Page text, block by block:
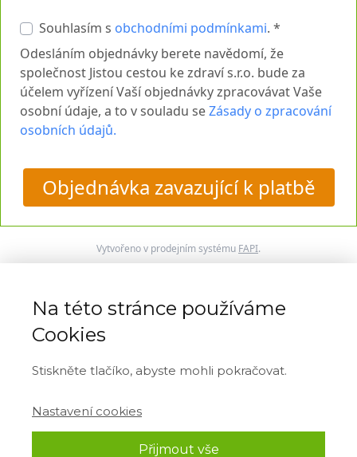
Souhlasím s obchodními podmínkami. *
Odesláním objednávky berete navědomí, že
společnost Jistou cestou ke zdraví s.r.o. bude za
účelem vyřízení Vaší objednávky zpracovávat Vaše
osobní údaje, a to v souladu seZásady o zpracování
osobních údajů.
Objednávka zavazující k platbě
Vytvořeno v prodejním systému FAPI.
ZABEZPEČENÁ PLATBA
Nevíte si rady?Napište nám kdykoliv
na+420 777 352 599
Nechci nabídku využít. Chci úspěšně dokončit
Na této stránce používáme
Cookies
Stiskněte tlačíko, abyste mohli pokračovat.
Nastavení cookies
Přijmout vše